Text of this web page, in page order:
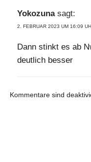
Yokozuna sagt:
2. FEBRUAR 2023 UM 16:09
Dann stinkt es ab
deutlich besser
Kommentare sind